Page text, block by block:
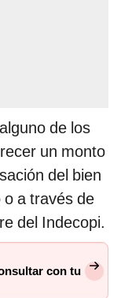
de los
un monto
del bien
a través de
del Indecopi.
con tu